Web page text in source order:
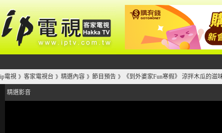
ip電視 》 客家電視台 》 精選內容 》 節目預告 》 《到外婆家Fun寒假》 涼拌木瓜的滋
精選影音